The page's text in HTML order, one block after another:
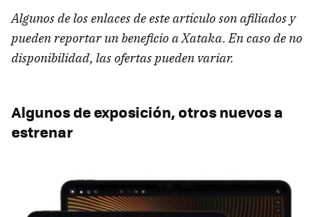
Algunos de los enlaces de este artículo son afiliados y
pueden reportar un beneficio a Xataka. En caso de no
disponibilidad, las ofertas pueden variar.
Algunos de exposición, otros nuevos a
estrenar